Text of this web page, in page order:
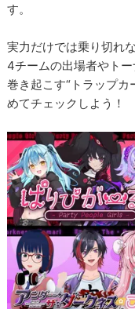
す。
実力だけでは乗り切れ
4チームの出場者やト
巻き起こす“トラップ
めてチェックしよう！